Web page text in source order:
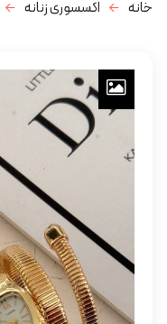
خانه اکسسوری زنانه